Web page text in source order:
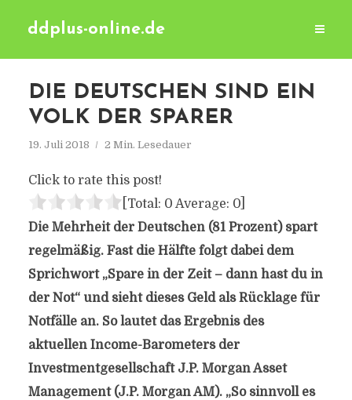
ddplus-online.de
DIE DEUTSCHEN SIND EIN
VOLK DER SPARER
19. Juli 2018 2 Min. Lesedauer
Click to rate this post!
[Total: 0 Average: 0]
Die Mehrheit der Deutschen (81 Prozent) spart
regelmäßig. Fast die Hälfte folgt dabei dem
Sprichwort „Spare in der Zeit – dann hast du in
der Not“ und sieht dieses Geld als Rücklage für
Notfälle an. So lautet das Ergebnis des
aktuellen Income-Barometers der
Investmentgesellschaft J.P. Morgan Asset
Management (J.P. Morgan AM). „So sinnvoll es